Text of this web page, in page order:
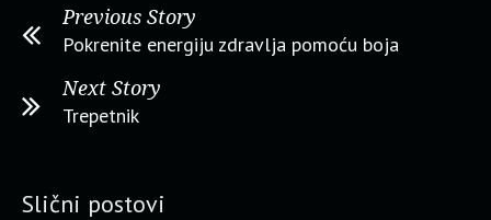
Previous Story
Pokrenite energiju zdravlja pomoću boja
Next Story
Trepetnik
Slični postovi